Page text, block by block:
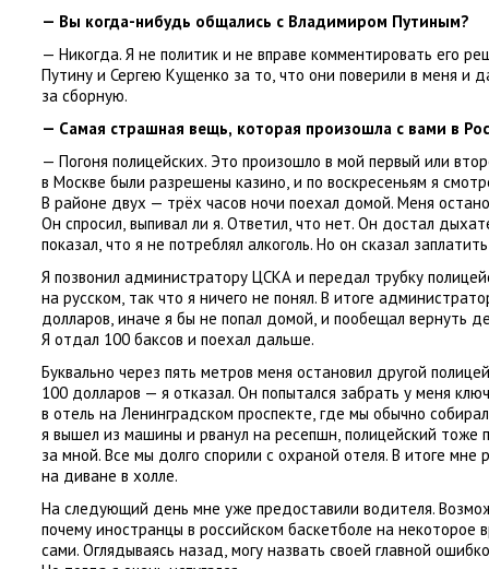
— Вы когда-нибудь общались с Владимиром Путиным?
— Никогда. Я не политик и не вправе комментировать его
Путину и Сергею Кущенко за то, что они поверили в меня и
за сборную.
— Самая страшная вещь, которая произошла с вами в
— Погоня полицейских. Это произошло в мой первый или
в Москве были разрешены казино, и по воскресеньям я
В районе двух — трёх часов ночи поехал домой. Меня
Он спросил, выпивал ли я. Ответил, что нет. Он достал
показал, что я не потреблял алкоголь. Но он сказал
Я позвонил администратору ЦСКА и передал трубку
на русском, так что я ничего не понял. В итоге
долларов, иначе я бы не попал домой, и пообещал вернуть
Я отдал 100 баксов и поехал дальше.
Буквально через пять метров меня остановил другой
100 долларов — я отказал. Он попытался забрать у меня
в отель на Ленинградском проспекте, где мы обычно
я вышел из машины и рванул на ресепшн, полицейский тоже
за мной. Все мы долго спорили с охраной отеля. В итоге мне
на диване в холле.
На следующий день мне уже предоставили водителя.
почему иностранцы в российском баскетболе на некоторое
сами. Оглядываясь назад, могу назвать своей главной